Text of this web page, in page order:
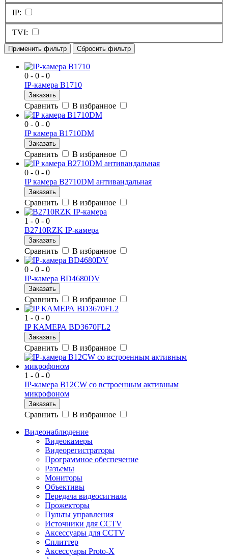
IP:
TVI:
Применить фильтр Сбросить фильтр
0 - 0 - 0
IP-камера B1710
Заказать
Сравнить В избранное
0 - 0 - 0
IP камера B1710DM
Заказать
Сравнить В избранное
0 - 0 - 0
IP камера B2710DM антивандальная
Заказать
Сравнить В избранное
1 - 0 - 0
B2710RZK IP-камера
Заказать
Сравнить В избранное
0 - 0 - 0
IP-камера BD4680DV
Заказать
Сравнить В избранное
1 - 0 - 0
IP КАМЕРА BD3670FL2
Заказать
Сравнить В избранное
1 - 0 - 0
IP-камера B12СW со встроенным активным
микрофоном
Заказать
Сравнить
В избранное
Видеонаблюдение
Видеокамеры
Видеорегистраторы
Программное обеспечение
Разъемы
Мониторы
Объективы
Передача видеосигнала
Прожекторы
Пульты управления
Источники для CCTV
Аксессуары для CCTV
Сплиттер
Аксессуары Proto-X